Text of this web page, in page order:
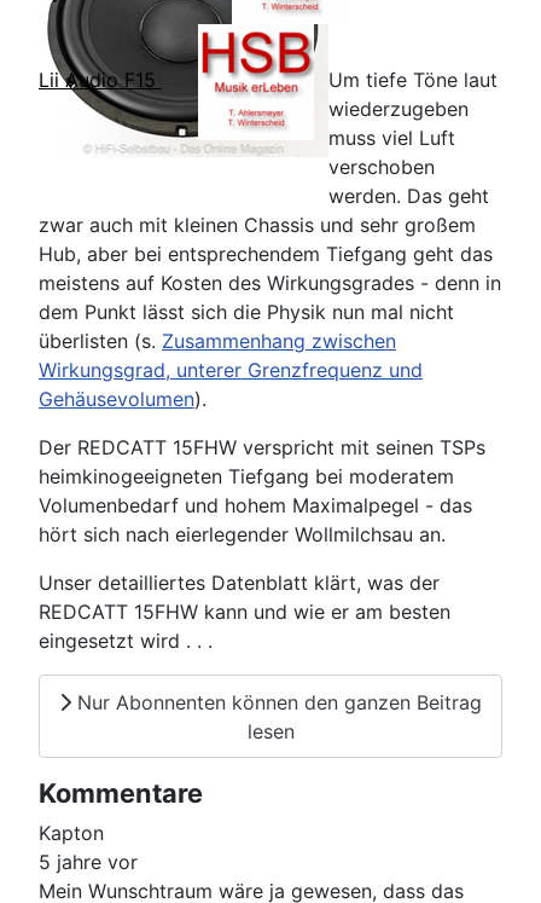
Lii Audio F15
Um tiefe Töne laut
wiederzugeben
muss viel Luft
verschoben
werden. Das geht
zwar auch mit kleinen Chassis und sehr großem
Hub, aber bei entsprechendem Tiefgang geht das
meistens auf Kosten des Wirkungsgrades - denn in
dem Punkt lässt sich die Physik nun mal nicht
überlisten (s. Zusammenhang zwischen
Wirkungsgrad, unterer Grenzfrequenz und
Gehäusevolumen).
Der REDCATT 15FHW verspricht mit seinen TSPs
heimkinogeeigneten Tiefgang bei moderatem
Volumenbedarf und hohem Maximalpegel - das
hört sich nach eierlegender Wollmilchsau an.
Unser detailliertes Datenblatt klärt, was der
REDCATT 15FHW kann und wie er am besten
eingesetzt wird . . .
Nur Abonnenten können den ganzen Beitrag
lesen
Kommentare
Kapton
5 jahre vor
Mein Wunschtraum wäre ja gewesen, dass das